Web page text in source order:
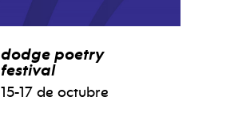
dodge poetry
festival
15-17 de octubre